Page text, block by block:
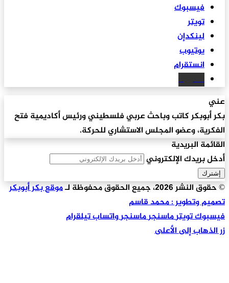
فيسبوك
تويتر
لينكدإن
يوتيوب
انستقرام
سكريبد
عني
بكر أبوبكر كاتب وباحث عربي فلسطيني ورئيس أكاديمية فتح
الفكرية، وعضو المجلس الاستشاري للحركة.
القائمة البريدية
أدخل بريدك الإلكتروني
© حقوق النشر 2026، جميع الحقوق محفوظة لـ
موقع بكر أبوبكر
تصميم وتطوير : محمد قاسم
فيسبوكتويترماسنجرماسنجرواتسابتيلقرام
زر الذهاب إلى الأعلى